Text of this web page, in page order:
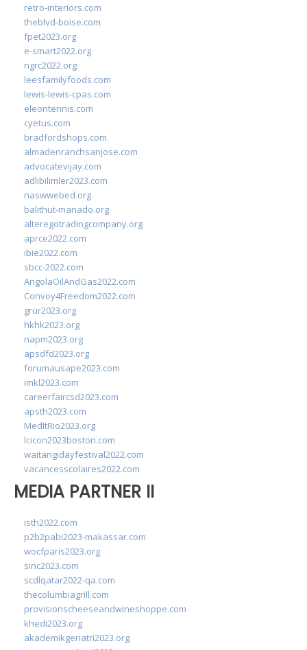
retro-interiors.com
theblvd-boise.com
fpet2023.org
e-smart2022.org
ngrc2022.org
leesfamilyfoods.com
lewis-lewis-cpas.com
eleontennis.com
cyetus.com
bradfordshops.com
almadenranchsanjose.com
advocatevijay.com
adlibilimler2023.com
naswwebed.org
balithut-manado.org
alteregotradingcompany.org
aprce2022.com
ibie2022.com
sbcc-2022.com
AngolaOilAndGas2022.com
Convoy4Freedom2022.com
grur2023.org
hkhk2023.org
napm2023.org
apsdfd2023.org
forumausape2023.com
imkl2023.com
careerfaircsd2023.com
apsth2023.com
MedItRio2023.org
lcicon2023boston.com
waitangidayfestival2022.com
vacancesscolaires2022.com
MEDIA PARTNER II
isth2022.com
p2b2pabi2023-makassar.com
wocfparis2023.org
sinc2023.com
scdlqatar2022-qa.com
thecolumbiagrill.com
provisionscheeseandwineshoppe.com
khedi2023.org
akademikgeriatri2023.org